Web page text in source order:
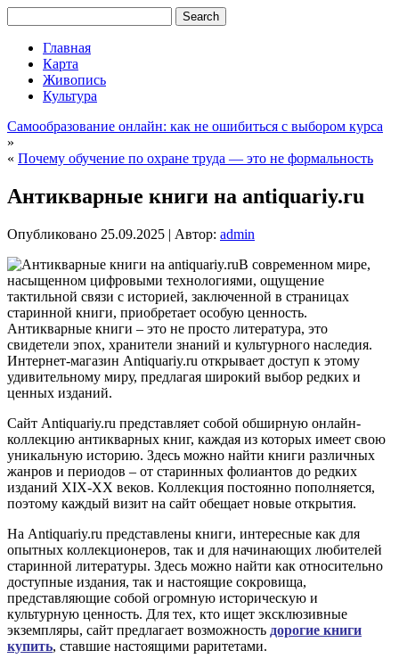
Главная
Карта
Живопись
Культура
Самообразование онлайн: как не ошибиться с выбором курса
»
« Почему обучение по охране труда — это не формальность
Антикварные книги на antiquariy.ru
Опубликовано 25.09.2025 | Автор: admin
В современном мире,
насыщенном цифровыми технологиями, ощущение
тактильной связи с историей, заключенной в страницах
старинной книги, приобретает особую ценность.
Антикварные книги – это не просто литература, это
свидетели эпох, хранители знаний и культурного наследия.
Интернет-магазин Antiquariy.ru открывает доступ к этому
удивительному миру, предлагая широкий выбор редких и
ценных изданий.
Сайт Antiquariy.ru представляет собой обширную онлайн-
коллекцию антикварных книг, каждая из которых имеет свою
уникальную историю. Здесь можно найти книги различных
жанров и периодов – от старинных фолиантов до редких
изданий XIX-XX веков. Коллекция постоянно пополняется,
поэтому каждый визит на сайт обещает новые открытия.
На Antiquariy.ru представлены книги, интересные как для
опытных коллекционеров, так и для начинающих любителей
старинной литературы. Здесь можно найти как относительно
доступные издания, так и настоящие сокровища,
представляющие собой огромную историческую и
культурную ценность. Для тех, кто ищет эксклюзивные
экземпляры, сайт предлагает возможность дорогие книги
купить, ставшие настоящими раритетами.